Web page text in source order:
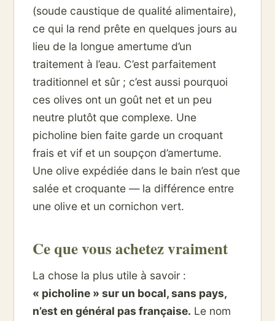
(soude caustique de qualité alimentaire),
ce qui la rend prête en quelques jours au
lieu de la longue amertume d’un
traitement à l’eau. C’est parfaitement
traditionnel et sûr ; c’est aussi pourquoi
ces olives ont un goût net et un peu
neutre plutôt que complexe. Une
picholine bien faite garde un croquant
frais et vif et un soupçon d’amertume.
Une olive expédiée dans le bain n’est que
salée et croquante — la différence entre
une olive et un cornichon vert.
Ce que vous achetez vraiment
La chose la plus utile à savoir :
« picholine » sur un bocal, sans pays,
n’est en général pas française. Le nom